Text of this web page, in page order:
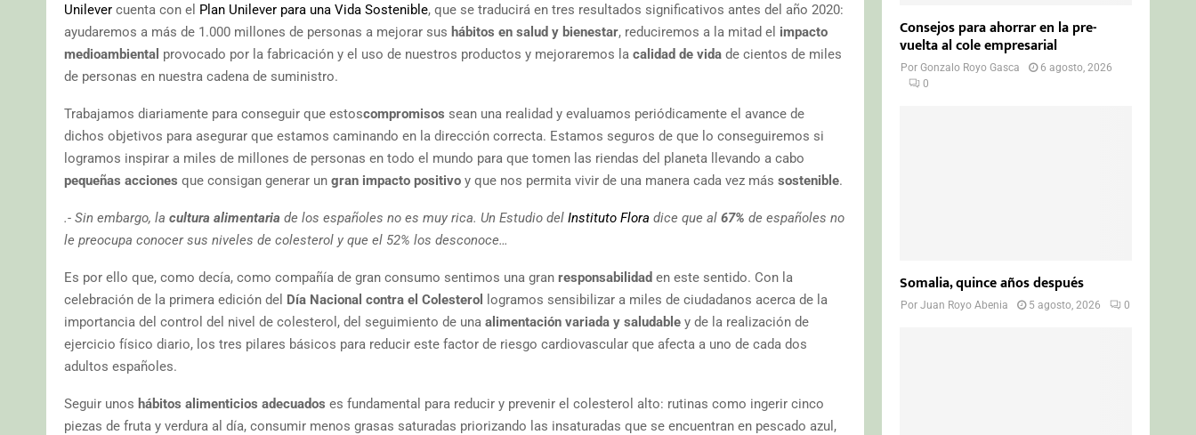
Unilever cuenta con el Plan Unilever para una Vida Sostenible, que se traducirá en tres resultados significativos antes del año 2020:
ayudaremos a más de 1.000 millones de personas a mejorar sus hábitos en salud y bienestar, reduciremos a la mitad el impacto
medioambiental provocado por la fabricación y el uso de nuestros productos y mejoraremos la calidad de vida de cientos de miles
de personas en nuestra cadena de suministro.
Trabajamos diariamente para conseguir que estoscompromisos sean una realidad y evaluamos periódicamente el avance de
dichos objetivos para asegurar que estamos caminando en la dirección correcta. Estamos seguros de que lo conseguiremos si
logramos inspirar a miles de millones de personas en todo el mundo para que tomen las riendas del planeta llevando a cabo
pequeñas acciones que consigan generar un gran impacto positivo y que nos permita vivir de una manera cada vez más sostenible.
.- Sin embargo, la cultura alimentaria de los españoles no es muy rica. Un Estudio del Instituto Flora dice que al 67% de españoles no
le preocupa conocer sus niveles de colesterol y que el 52% los desconoce…
Es por ello que, como decía, como compañía de gran consumo sentimos una gran responsabilidad en este sentido. Con la
celebración de la primera edición del Día Nacional contra el Colesterol
logramos sensibilizar a miles de ciudadanos acerca de la
importancia del control del nivel de colesterol, del seguimiento de una alimentación variada y saludable y de la realización de
ejercicio físico diario, los tres pilares básicos para reducir este factor de riesgo cardiovascular que afecta a uno de cada dos
adultos españoles.
Seguir unos hábitos alimenticios adecuados es fundamental para reducir y prevenir el colesterol alto: rutinas como ingerir cinco
piezas de fruta y verdura al día, consumir menos grasas saturadas priorizando las insaturadas que se encuentran en pescado azul,
Consejos para ahorrar en la pre-
vuelta al cole empresarial
PorGonzalo Royo Gasca
6 agosto, 2026
0
Somalia, quince años después
PorJuan Royo Abenia 5 agosto, 2026 0